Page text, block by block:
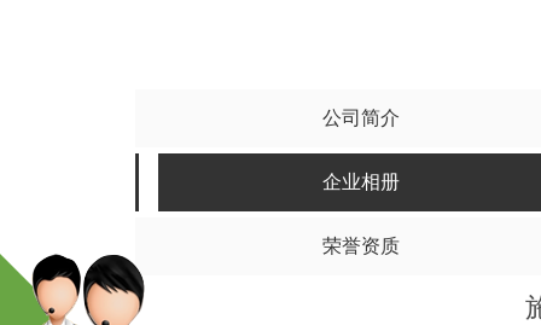
四川水泥搅拌桩施工 四川碎
公司简介
企业相册
荣誉资质